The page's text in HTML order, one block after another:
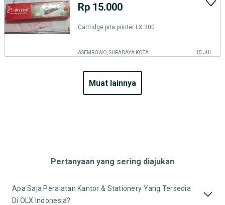
Rp 15.000
Cartridge pita printer LX 300
ASEMROWO, SURABAYA KOTA 15 JUL
muat lainnya
Pertanyaan yang sering diajukan
Apa Saja Peralatan Kantor & Stationery Yang Tersedia
Di OLX Indonesia?